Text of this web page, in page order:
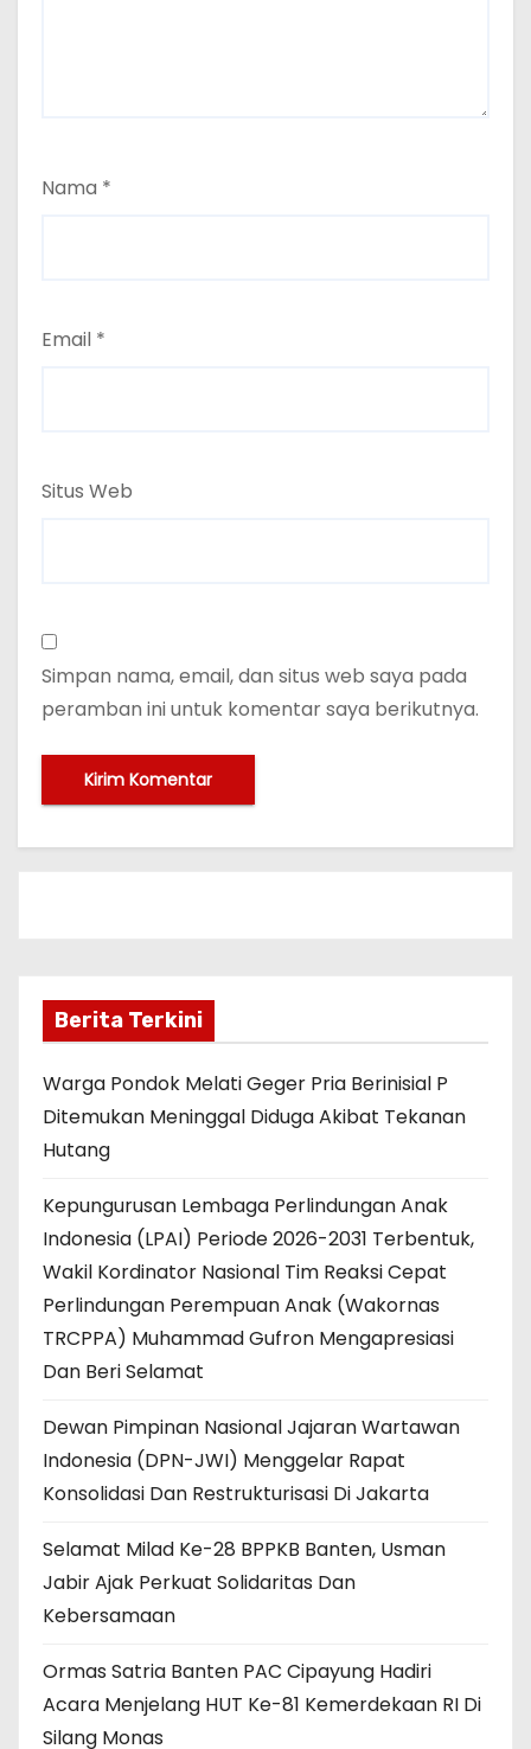
Nama *
Email *
Situs Web
Simpan nama, email, dan situs web saya pada
peramban ini untuk komentar saya berikutnya.
Berita Terkini
Warga Pondok Melati Geger Pria Berinisial P
Ditemukan Meninggal Diduga Akibat Tekanan
Hutang
Kepungurusan Lembaga Perlindungan Anak
Indonesia (LPAI) Periode 2026-2031 Terbentuk,
Wakil Kordinator Nasional Tim Reaksi Cepat
Perlindungan Perempuan Anak (Wakornas
TRCPPA) Muhammad Gufron Mengapresiasi
Dan Beri Selamat
Dewan Pimpinan Nasional Jajaran Wartawan
Indonesia (DPN-JWI) Menggelar Rapat
Konsolidasi Dan Restrukturisasi Di Jakarta
Selamat Milad Ke-28 BPPKB Banten, Usman
Jabir Ajak Perkuat Solidaritas Dan
Kebersamaan
Ormas Satria Banten PAC Cipayung Hadiri
Acara Menjelang HUT Ke-81 Kemerdekaan RI Di
Silang Monas